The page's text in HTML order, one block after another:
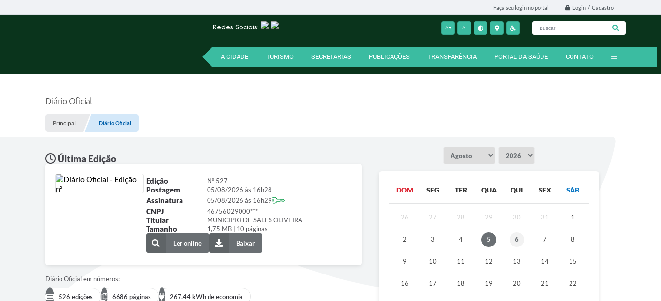
Faça seu login no portal Login / Cadastro
Redes Sociais: A+ A-
A CIDADE TURISMO SECRETARIAS PUBLICAÇÕES TRANSPARÊNCIA PORTAL DA SAÚDE CONTATO
Diário Oficial
Principal Diário Oficial
Última Edição
Edição Nº 527
Postagem 05/08/2026 às 16h28
Assinatura 05/08/2026 às 16h29
CNPJ 46756029000***
Titular MUNICIPIO DE SALES OLIVEIRA
Tamanho
1,75 MB | 10 páginas
Ler online
Baixar
DOM SEG TER QUA QUI SEX SÁB
26 27 28 29 30 31 1
2 3 4 5 6 7 8
9 10 11 12 13 14 15
16 17 18 19 20 21 22
Diário Oficial em números:
526 edições 6686 páginas 267.44 kWh de economia